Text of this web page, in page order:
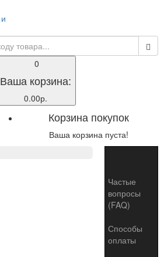
0
Ваша корзина:
0.00р.
Корзина покупок
Ваша корзина пуста!
Частые
вопросы
(FAQ)
Способы
оплаты